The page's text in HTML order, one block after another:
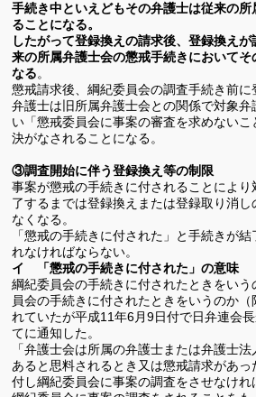
手続き中といえどもその弁護士は従来の
ることになる。
したがって登録換えの請求後、登録換え
来の所属弁護士会の懲戒手続きにおいてそ
なる。
懲戒請求後、綱紀委員会の調査手続き前に
弁護士は旧所属弁護士会との関係で対象
い「懲戒委員会に事案の審査を求めない
決がなされることになる。
③調査開始に伴う登録換え等の制限
事案が懲戒の手続きに付されることによ
了するまでは登録換えまたは登録取り消し
なくなる。
「懲戒の手続きに付された」と手続きが
れなければならない。
イ 「懲戒の手続きに付された」の意味
綱紀委員会の手続きに付されたときをい
員会の手続きに付されたときをいうのか
れていたが平成11年6月9日付で日弁連会
てに通知した。
「弁護士会は所属の弁護士または弁護士
あると思料されるとき又は懲戒請求があ
付し綱紀委員会に事案の調査をさせなけ